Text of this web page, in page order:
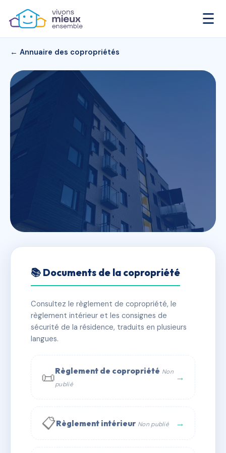
☰
← Annuaire des copropriétés
VILLA DES REMPARTS
✓ Immatriculée 🏠 4 lots 🏗 1 bâtiment(s)
📞 Contacter Syndic Digital
📚 Documents de la copropriété
Consultez le règlement de copropriété, le
règlement intérieur et les consignes de
sécurité de la résidence, traduits en plusieurs
langues.
📜Règlement de copropriété Non
publié
→
📋Règlement intérieur Non publié →